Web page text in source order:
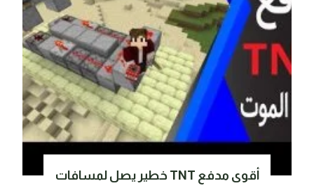
أقوى مدفع TNT خطير يصل لمسافات